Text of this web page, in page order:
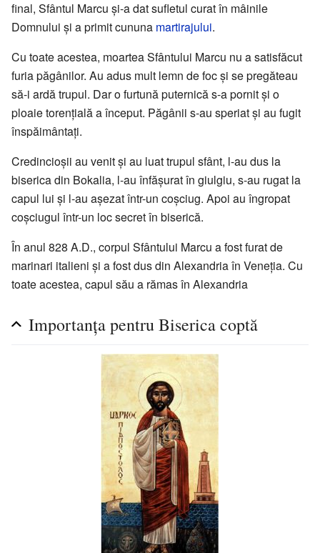
final, Sfântul Marcu și-a dat sufletul curat în mâinile
Domnului și a primit cununa martirajului.
Cu toate acestea, moartea Sfântului Marcu nu a satisfăcut
furia păgânilor. Au adus mult lemn de foc și se pregăteau
să-i ardă trupul. Dar o furtună puternică s-a pornit și o
ploaie torențială a început. Păgânii s-au speriat și au fugit
înspăimântați.
Credincioșii au venit și au luat trupul sfânt, l-au dus la
biserica din Bokalia, l-au înfășurat în giulgiu, s-au rugat la
capul lui și l-au așezat într-un coșciug. Apoi au îngropat
coșciugul într-un loc secret în biserică.
În anul 828 A.D., corpul Sfântului Marcu a fost furat de
marinari italieni și a fost dus din Alexandria în Veneția. Cu
toate acestea, capul său a rămas în Alexandria
Importanța pentru Biserica coptă